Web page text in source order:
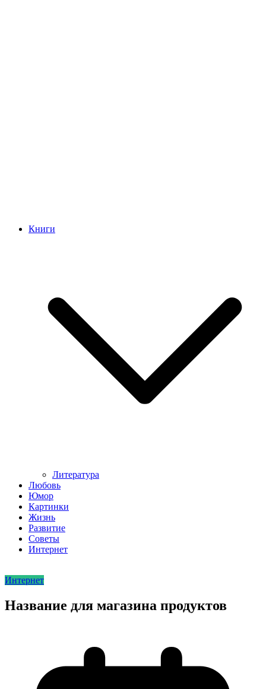
Книги
Литература
Любовь
Юмор
Картинки
Жизнь
Развитие
Советы
Интернет
Интернет
Название для магазина продуктов